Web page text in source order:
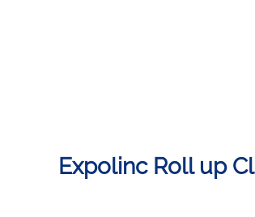
Expolinc Roll up